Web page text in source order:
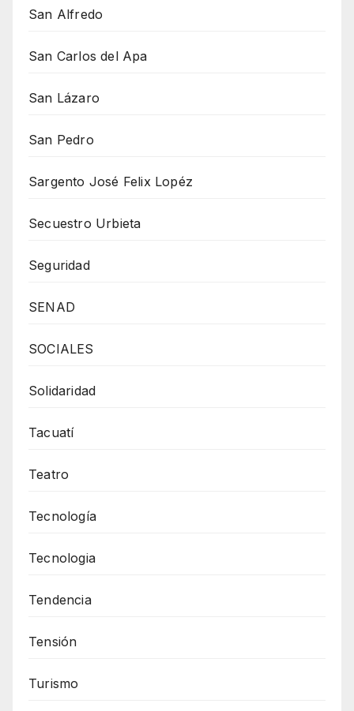
San Alfredo
San Carlos del Apa
San Lázaro
San Pedro
Sargento José Felix Lopéz
Secuestro Urbieta
Seguridad
SENAD
SOCIALES
Solidaridad
Tacuatí
Teatro
Tecnología
Tecnologia
Tendencia
Tensión
Turismo